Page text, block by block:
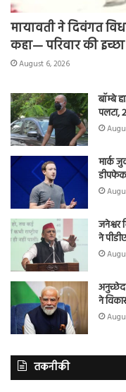
मायावती ने दिवंगत
कहा— परिवार की
August 6, 2026
बॉम्बे
पलटा,
मार्क
जनेश्वर
ने
अनुच्छेद
ने
तकनीकी